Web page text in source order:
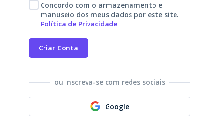
Google
ou inscreva-se com redes sociais
Concordo com o armazenamento e
manuseio dos meus dados por este site.
Política de Privacidade
Criar Conta